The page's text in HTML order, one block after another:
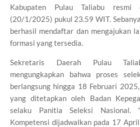
Kabupaten Pulau Taliabu resmi
(20/1/2025) pukul 23.59 WIT.
berhasil mendaftar dan mengajukan
formasi yang tersedia.
Sekretaris Daerah Pulau
mengungkapkan bahwa proses
berlangsung hingga 18 Februari
yang ditetapkan oleh Badan
selaku Panitia Seleksi Nasional.
Kompetensi dijadwalkan pada 17